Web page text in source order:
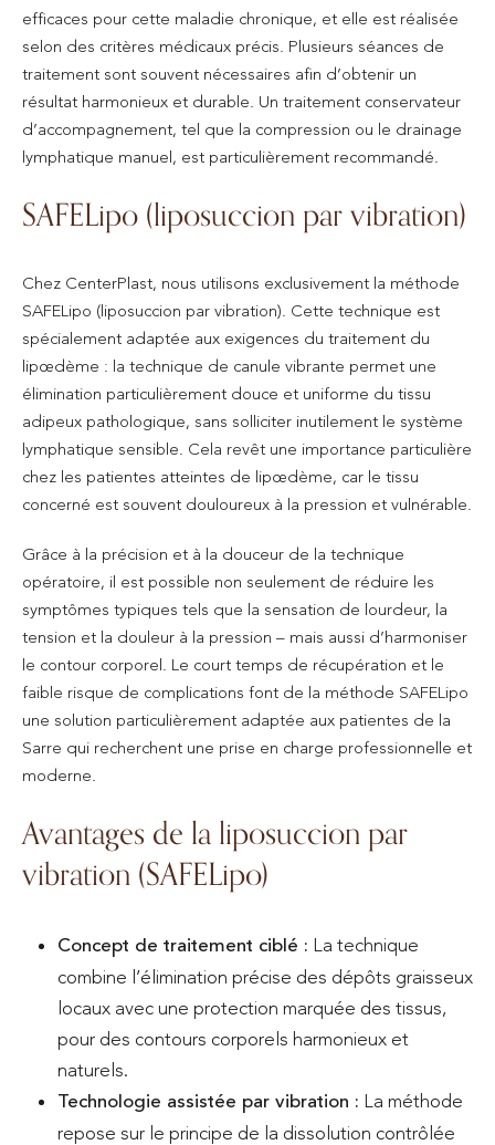
efficaces pour cette maladie chronique, et elle est réalisée
selon des critères médicaux précis. Plusieurs séances de
traitement sont souvent nécessaires afin d’obtenir un
résultat harmonieux et durable. Un traitement conservateur
d’accompagnement, tel que la compression ou le drainage
lymphatique manuel, est particulièrement recommandé.
SAFELipo (liposuccion par vibration)
Chez CenterPlast, nous utilisons exclusivement la méthode
SAFELipo (liposuccion par vibration). Cette technique est
spécialement adaptée aux exigences du traitement du
lipœdème : la technique de canule vibrante permet une
élimination particulièrement douce et uniforme du tissu
adipeux pathologique, sans solliciter inutilement le système
lymphatique sensible. Cela revêt une importance particulière
chez les patientes atteintes de lipœdème, car le tissu
concerné est souvent douloureux à la pression et vulnérable.
Grâce à la précision et à la douceur de la technique
opératoire, il est possible non seulement de réduire les
symptômes typiques tels que la sensation de lourdeur, la
tension et la douleur à la pression – mais aussi d’harmoniser
le contour corporel. Le court temps de récupération et le
faible risque de complications font de la méthode SAFELipo
une solution particulièrement adaptée aux patientes de la
Sarre qui recherchent une prise en charge professionnelle et
moderne.
Avantages de la liposuccion par
vibration (SAFELipo)
Concept de traitement ciblé : La technique
combine l’élimination précise des dépôts graisseux
locaux avec une protection marquée des tissus,
pour des contours corporels harmonieux et
naturels.
Technologie assistée par vibration : La méthode
repose sur le principe de la dissolution contrôlée